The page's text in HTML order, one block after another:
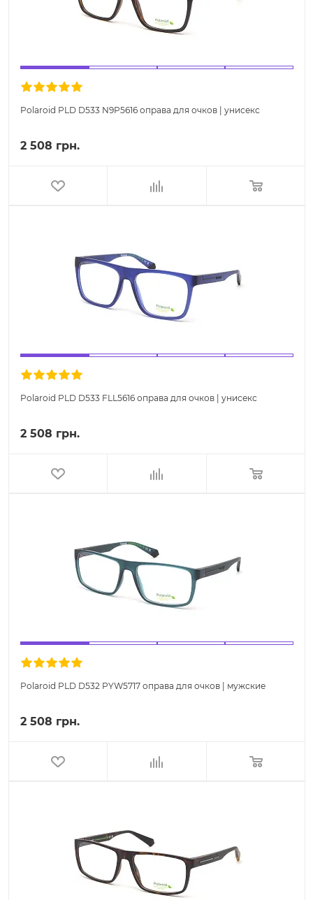
Polaroid PLD D533 N9P5616 оправа для очков | унисекс
2 508 грн.
Polaroid PLD D533 FLL5616 оправа для очков | унисекс
2 508 грн.
Polaroid PLD D532 PYW5717 оправа для очков | мужские
2 508 грн.